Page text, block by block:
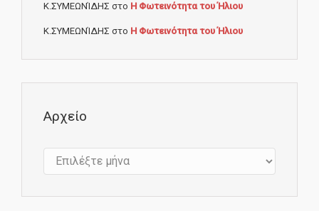
Κ.ΣΥΜΕΩΝΊΔΗΣ στο Η Φωτεινότητα του Ήλιου
Κ.ΣΥΜΕΩΝΊΔΗΣ στο Η Φωτεινότητα του Ήλιου
Αρχείο